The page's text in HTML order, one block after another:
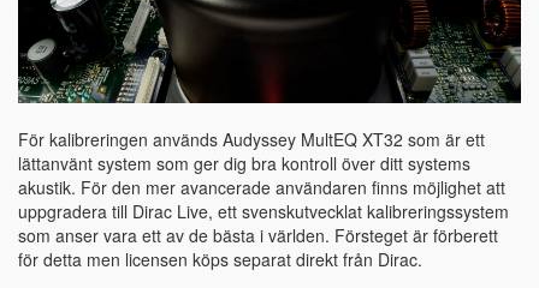
För kalibreringen används Audyssey MultEQ XT32 som är ett
lättanvänt system som ger dig bra kontroll över ditt systems
akustik. För den mer avancerade användaren finns möjlighet att
uppgradera till Dirac Live, ett svenskutvecklat kalibreringssystem
som anser vara ett av de bästa i världen. Försteget är förberett
för detta men licensen köps separat direkt från Dirac.